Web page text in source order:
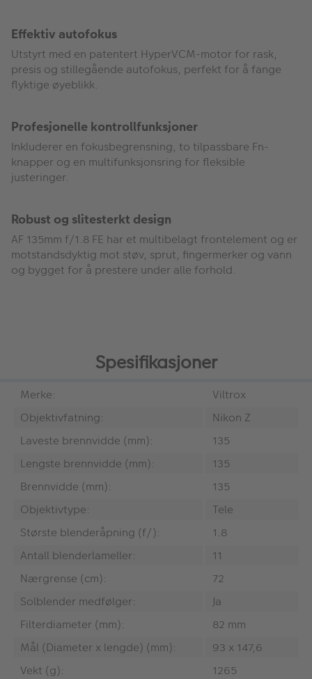
Effektiv autofokus
Utstyrt med en patentert HyperVCM-motor for rask,
presis og stillegående autofokus, perfekt for å fange
flyktige øyeblikk.
Profesjonelle kontrollfunksjoner
Inkluderer en fokusbegrensning, to tilpassbare Fn-
knapper og en multifunksjonsring for fleksible
justeringer.
Robust og slitesterkt design
AF 135mm f/1.8 FE har et multibelagt frontelement og er
motstandsdyktig mot støv, sprut, fingermerker og vann
og bygget for å prestere under alle forhold.
Spesifikasjoner
Merke:
Viltrox
Objektivfatning:
Nikon Z
Laveste brennvidde (mm):
135
Lengste brennvidde (mm):
135
Brennvidde (mm):
135
Objektivtype:
Tele
Største blenderåpning (f/):
1.8
Antall blenderlameller:
11
Nærgrense (cm):
72
Solblender medfølger:
Ja
Filterdiameter (mm):
82 mm
Mål (Diameter x lengde) (mm):
93 x 147,6
Vekt (g):
1265